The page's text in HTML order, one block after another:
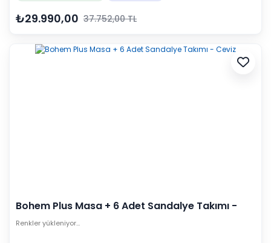
₺29.990,00 37.752,00 TL
Bohem Plus Masa + 6 Adet Sandalye Takımı -
Ceviz
Renkler yükleniyor…